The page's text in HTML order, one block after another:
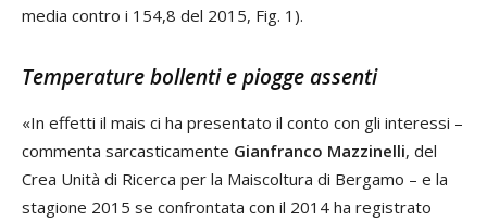
media contro i 154,8 del 2015, Fig. 1).
Temperature bollenti e piogge assenti
«In effetti il mais ci ha presentato il conto con gli interessi –
commenta sarcasticamente Gianfranco Mazzinelli, del
Crea Unità di Ricerca per la Maiscoltura di Bergamo – e la
stagione 2015 se confrontata con il 2014 ha registrato